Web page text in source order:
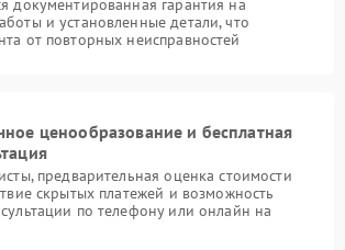
документированная гарантия на
и установленные детали, что
от повторных неисправностей
ценообразование и бесплатная
предварительная оценка стоимости
скрытых платежей и возможность
по телефону или онлайн на